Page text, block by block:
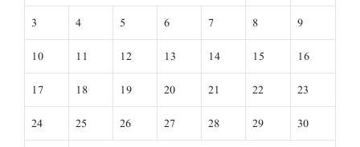
3
4 5 6 7 8
9
10
11 12 13 14 15
16
17
18 19 20 21 22
23
24
25 26 27 28 29
30